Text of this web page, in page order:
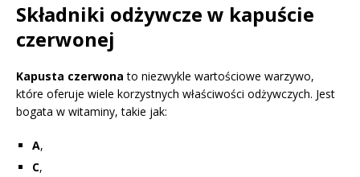
Składniki odżywcze w kapuście
czerwonej
Kapusta czerwona to niezwykle wartościowe warzywo,
które oferuje wiele korzystnych właściwości odżywczych. Jest
bogata w witaminy, takie jak:
A,
C,